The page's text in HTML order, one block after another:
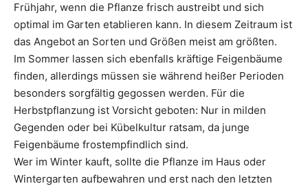
Frühjahr, wenn die Pflanze frisch austreibt und sich
optimal im Garten etablieren kann. In diesem Zeitraum ist
das Angebot an Sorten und Größen meist am größten.
Im Sommer lassen sich ebenfalls kräftige Feigenbäume
finden, allerdings müssen sie während heißer Perioden
besonders sorgfältig gegossen werden. Für die
Herbstpflanzung ist Vorsicht geboten: Nur in milden
Gegenden oder bei Kübelkultur ratsam, da junge
Feigenbäume frostempfindlich sind.
Wer im Winter kauft, sollte die Pflanze im Haus oder
Wintergarten aufbewahren und erst nach den letzten